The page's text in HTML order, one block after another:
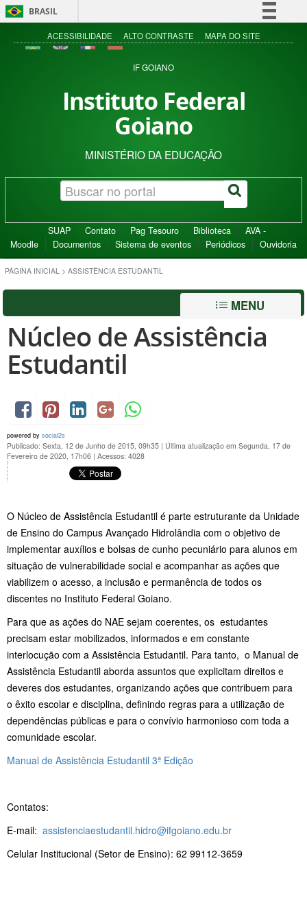
BRASIL
Simplifique!
Acesso à informação
ACESSIBILIDADE ALTO CONTRASTE MAPA DO SITE
IF GOIANO
Instituto Federal
Goiano
MINISTÉRIO DA EDUCAÇÃO
SUAP Contato Pag Tesouro Biblioteca
AVA -
Moodle
Documentos Sistema de eventos Periódicos Ouvidoria
PÁGINA INICIAL > ASSISTÊNCIA ESTUDANTIL
MENU
Núcleo de Assistência
Estudantil
powered by social2s
Publicado: Sexta, 12 de Junho de 2015, 09h35 | Última atualização em Segunda, 17 de
Fevereiro de 2020, 17h06 | Acessos: 4028
O Núcleo de Assistência Estudantil é parte estruturante da Unidade
de Ensino do Campus Avançado Hidrolândia com o objetivo de
implementar auxílios e bolsas de cunho pecuniário para alunos em
situação de vulnerabilidade social e acompanhar as ações que
viabilizem o acesso, a inclusão e permanência de todos os
discentes no Instituto Federal Goiano.
Para que as ações do NAE sejam coerentes, os estudantes
precisam estar mobilizados, informados e em constante
interlocução com a Assistência Estudantil. Para tanto, o Manual de
Assistência Estudantil aborda assuntos que explicitam direitos e
deveres dos estudantes, organizando ações que contribuem para
o êxito escolar e disciplina, definindo regras para a utilização de
dependências públicas e para o convívio harmonioso com toda a
comunidade escolar.
Manual de Assistência Estudantil 3ª Edição
Contatos:
E-mail: assistenciaestudantil.hidro@ifgoiano.edu.br
Celular Institucional (Setor de Ensino): 62 99112-3659